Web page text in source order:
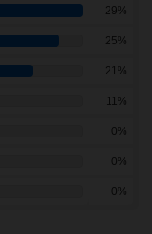
29%
25%
21%
11%
0%
0%
0%